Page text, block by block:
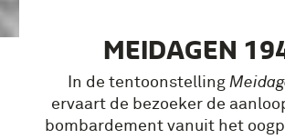
MEIDAGEN
In de tentoonstelling
ervaart de bezoeker de
bombardement vanuit het